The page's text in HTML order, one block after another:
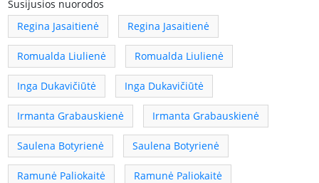
Susijusios nuorodos
Regina Jasaitienė
Regina Jasaitienė
Romualda Liulienė Romualda Liulienė
Inga Dukavičiūtė Inga Dukavičiūtė
Irmanta Grabauskienė Irmanta Grabauskienė
Saulena Botyrienė Saulena Botyrienė
Ramunė Paliokaitė Ramunė Paliokaitė